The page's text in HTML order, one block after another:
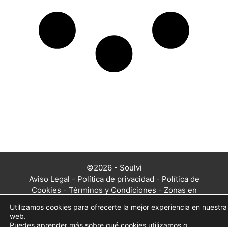
©2026 - Soulvi
Aviso Legal - Política de privacidad - Política de
Cookies - Términos y Condiciones - Zonas en
Utilizamos cookies para ofrecerte la mejor experiencia en nuestra
web.
Puedes aprender más sobre qué cookies utilizamos o